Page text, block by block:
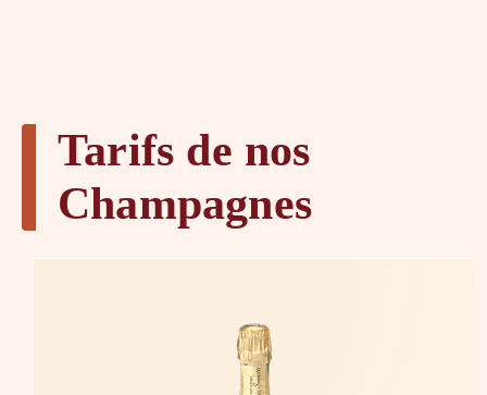
Tarifs de nos
Champagnes